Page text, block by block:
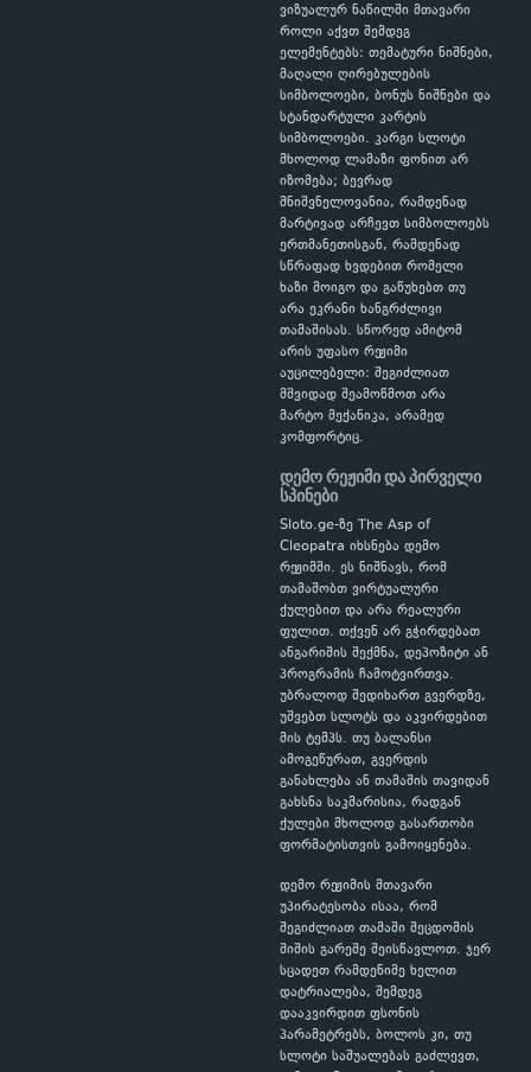
ვიზუალურ ნაწილში მთავარი
როლი აქვთ შემდეგ
ელემენტებს: თემატური ნიშნები,
მაღალი ღირებულების
სიმბოლოები, ბონუს ნიშნები და
სტანდარტული კარტის
სიმბოლოები. კარგი სლოტი
მხოლოდ ლამაზი ფონით არ
იზომება; ბევრად
მნიშვნელოვანია, რამდენად
მარტივად არჩევთ სიმბოლოებს
ერთმანეთისგან, რამდენად
სწრაფად ხვდებით რომელი
ხაზი მოიგო და გაწუხებთ თუ
არა ეკრანი ხანგრძლივი
თამაშისას. სწორედ ამიტომ
არის უფასო რეჟიმი
აუცილებელი: შეგიძლიათ
მშვიდად შეამოწმოთ არა
მარტო მექანიკა, არამედ
კომფორტიც.
დემო რეჟიმი და პირველი
სპინები
Sloto.ge-ზე The Asp of
Cleopatra იხსნება დემო
რეჟიმში. ეს ნიშნავს, რომ
თამაშობთ ვირტუალური
ქულებით და არა რეალური
ფულით. თქვენ არ გჭირდებათ
ანგარიშის შექმნა, დეპოზიტი ან
პროგრამის ჩამოტვირთვა.
უბრალოდ შედიხართ გვერდზე,
უშვებთ სლოტს და აკვირდებით
მის ტემპს. თუ ბალანსი
ამოგეწურათ, გვერდის
განახლება ან თამაშის თავიდან
გახსნა საკმარისია, რადგან
ქულები მხოლოდ გასართობი
ფორმატისთვის გამოიყენება.
დემო რეჟიმის მთავარი
უპირატესობა ისაა, რომ
შეგიძლიათ თამაში შეცდომის
შიშის გარეშე შეისწავლოთ. ჯერ
სცადეთ რამდენიმე ხელით
დატრიალება, შემდეგ
დააკვირდით ფსონის
პარამეტრებს, ბოლოს კი, თუ
სლოტი საშუალებას გაძლევთ,